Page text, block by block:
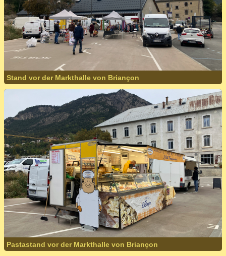
Stand vor der Markthalle von Briançon
Pastastand vor der Markthalle von Briançon